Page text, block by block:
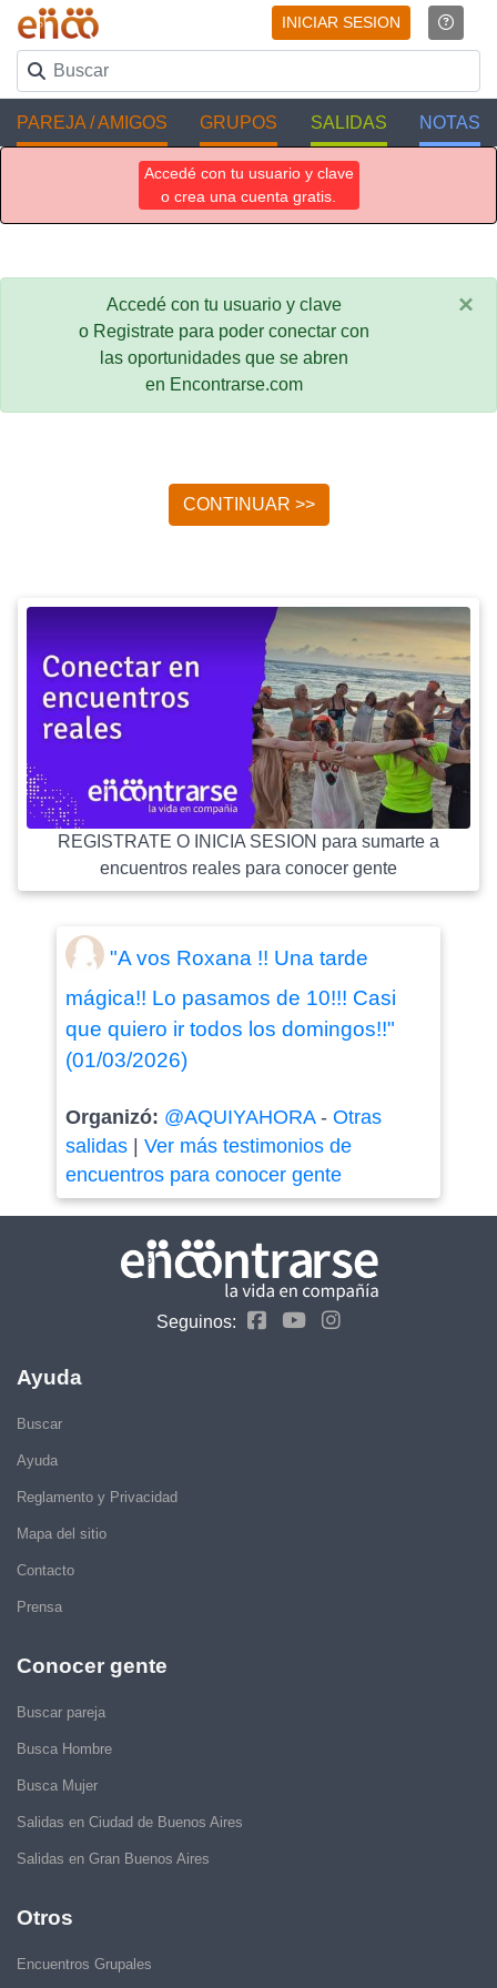
INICIAR SESION
PAREJA / AMIGOS GRUPOS SALIDAS NOTAS
Accedé con tu usuario y clave
o crea una cuenta gratis.
Accedé con tu usuario y clave
o Registrate para poder conectar con
las oportunidades que se abren
en Encontrarse.com
×
CONTINUAR >>
REGISTRATE O INICIA SESION para sumarte a
encuentros reales para conocer gente
"A vos Roxana !! Una tarde
mágica!! Lo pasamos de 10!!! Casi
que quiero ir todos los domingos!!"
(01/03/2026)
Organizó: @AQUIYAHORA- Otras
salidas| Ver más testimonios de
encuentros para conocer gente
Seguinos:
Ayuda
Buscar
Ayuda
Reglamento y Privacidad
Mapa del sitio
Contacto
Prensa
Conocer gente
Buscar pareja
Busca Hombre
Busca Mujer
Salidas en Ciudad de Buenos Aires
Salidas en Gran Buenos Aires
Otros
Encuentros Grupales